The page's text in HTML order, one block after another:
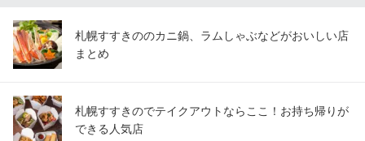
札幌すすきののカニ鍋、ラムしゃぶなどがおいしい店
まとめ
札幌すすきのでテイクアウトならここ！お持ち帰りが
できる人気店